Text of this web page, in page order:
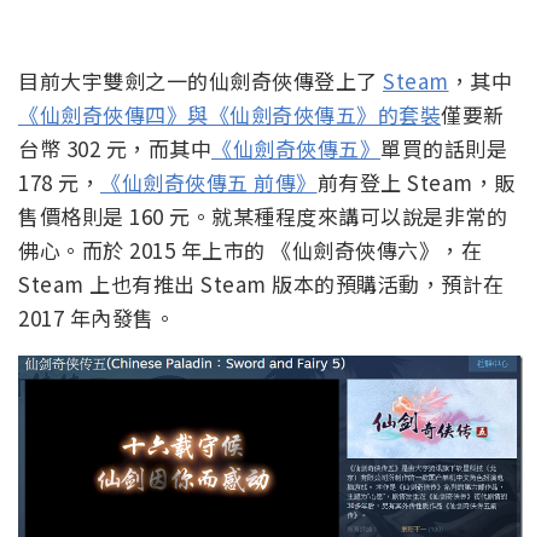
目前大宇雙劍之一的仙劍奇俠傳登上了 Steam ，其中
《仙劍奇俠傳四》與《仙劍奇俠傳五》的套裝僅要新
台幣 302 元，而其中 《仙劍奇俠傳五》 單買的話則是
178 元，
《仙劍奇俠傳五 前傳》 前有登上 Steam，販
售價格則是 160 元。就某種程度來講可以說是非常的
佛心。而於 2015 年上市的 《仙劍奇俠傳六》，在
Steam 上也有推出 Steam 版本的預購活動，預計在
2017 年內發售。